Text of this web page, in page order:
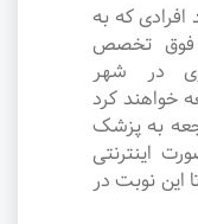
گفت ۹۹ درصد افرادی که به
فوق تخصص
در شهر
خواهند کرد
به پزشک
اینترنتی
این نوبت در